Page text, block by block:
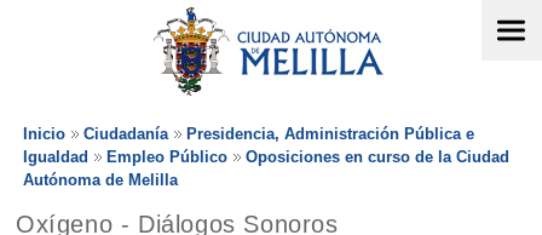
Inicio Ciudadanía
Presidencia, Administración Pública e
Igualdad
Empleo Público
Oposiciones en curso de la Ciudad
Autónoma de Melilla
Oxígeno - Diálogos Sonoros